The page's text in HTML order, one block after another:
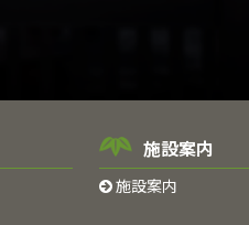
施設案内
施設案内